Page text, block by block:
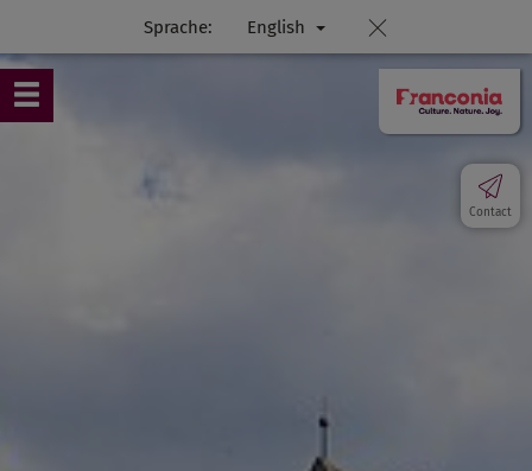
Sprache: English
Contact